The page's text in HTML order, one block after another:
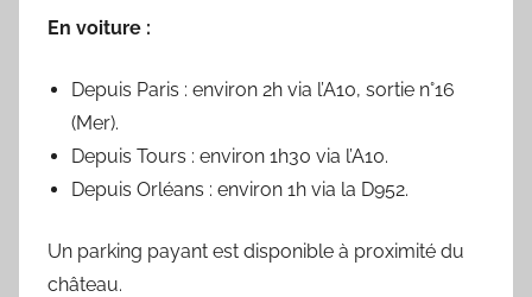
En voiture :
Depuis Paris : environ 2h via l’A10, sortie n°16
(Mer).
Depuis Tours : environ 1h30 via l’A10.
Depuis Orléans : environ 1h via la D952.
Un parking payant est disponible à proximité du
château.